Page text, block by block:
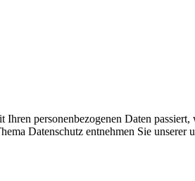
personenbezogenen Daten
Datenschutz entnehmen Sie unserer